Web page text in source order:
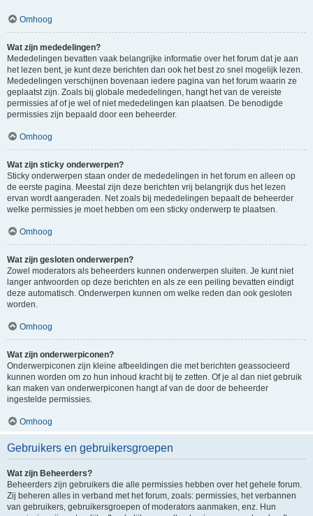
Omhoog
Wat zijn mededelingen?
Mededelingen bevatten vaak belangrijke informatie over het forum dat je aan
het lezen bent, je kunt deze berichten dan ook het best zo snel mogelijk lezen.
Mededelingen verschijnen bovenaan iedere pagina van het forum waarin ze
geplaatst zijn. Zoals bij globale mededelingen, hangt het van de vereiste
permissies af of je wel of niet mededelingen kan plaatsen. De benodigde
permissies zijn bepaald door een beheerder.
Omhoog
Wat zijn sticky onderwerpen?
Sticky onderwerpen staan onder de mededelingen in het forum en alleen op
de eerste pagina. Meestal zijn deze berichten vrij belangrijk dus het lezen
ervan wordt aangeraden. Net zoals bij mededelingen bepaalt de beheerder
welke permissies je moet hebben om een sticky onderwerp te plaatsen.
Omhoog
Wat zijn gesloten onderwerpen?
Zowel moderators als beheerders kunnen onderwerpen sluiten. Je kunt niet
langer antwoorden op deze berichten en als ze een peiling bevatten eindigt
deze automatisch. Onderwerpen kunnen om welke reden dan ook gesloten
worden.
Omhoog
Wat zijn onderwerpiconen?
Onderwerpiconen zijn kleine afbeeldingen die met berichten geassocieerd
kunnen worden om zo hun inhoud kracht bij te zetten. Of je al dan niet gebruik
kan maken van onderwerpiconen hangt af van de door de beheerder
ingestelde permissies.
Omhoog
Gebruikers en gebruikersgroepen
Wat zijn Beheerders?
Beheerders zijn gebruikers die alle permissies hebben over het gehele forum.
Zij beheren alles in verband met het forum, zoals: permissies, het verbannen
van gebruikers, gebruikersgroepen of moderators aanmaken, enz. Hun